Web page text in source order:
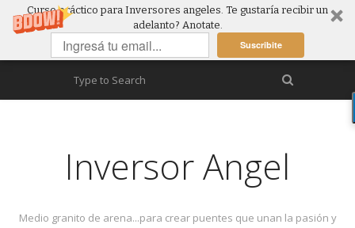
Curso práctico para Inversores angeles. Te gustaría recibir un
adelanto? Anotate.
Suscribite
Inversor Angel
Medio granito de arena...para crear puentes que unan la pasión y